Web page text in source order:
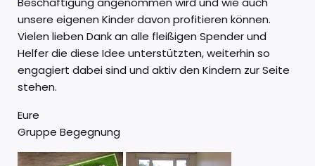
unsere eigenen Kinder davon profitieren können.
Vielen lieben Dank an alle fleißigen Spender und
Helfer die diese Idee unterstützten, weiterhin so
engagiert dabei sind und aktiv den Kindern zur Seite
stehen.
Eure
Gruppe Begegnung